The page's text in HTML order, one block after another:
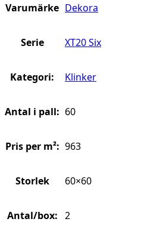
Varumärke Dekora
Serie XT20 Six
Kategori: Klinker
Antal i pall: 60
Pris per m²: 963
Storlek 60×60
Antal/box: 2